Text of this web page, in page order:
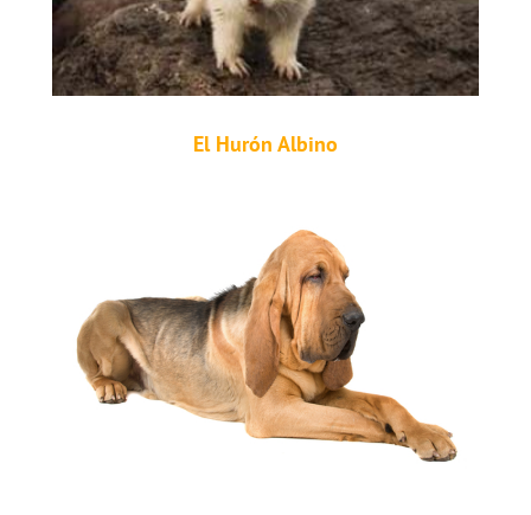
El Hurón Albino